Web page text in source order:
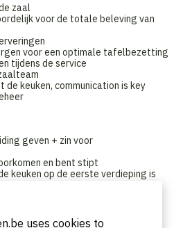
zaal
voor de totale beleving van
voor een optimale tafelbezetting
tijdens de service
de keuken, communication is key
geven + zin voor
en bent stipt
keuken op de eerste verdieping is
uses cookies to